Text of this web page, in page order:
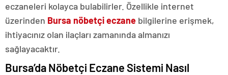
eczaneleri kolayca bulabilirler. Özellikle internet
üzerinden Bursa nöbetçi eczane bilgilerine erişmek,
ihtiyacınız olan ilaçları zamanında almanızı
sağlayacaktır.
Bursa’da Nöbetçi Eczane Sistemi Nasıl